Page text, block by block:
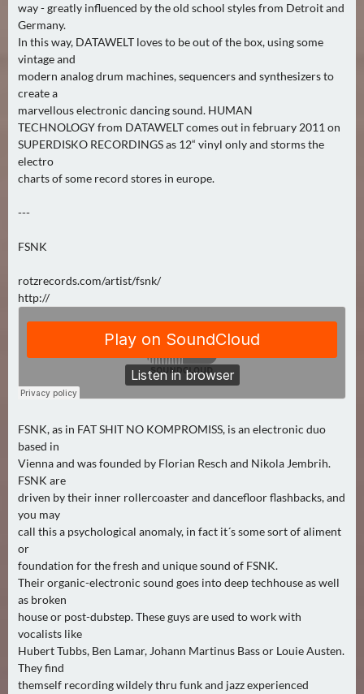
way - greatly influenced by the old school styles from Detroit and
Germany.
In this way, DATAWELT loves to be out of the box, using some
vintage and
modern analog drum machines, sequencers and synthesizers to
create a
marvellous electronic dancing sound. HUMAN
TECHNOLOGY from DATAWELT comes out in february 2011 on
SUPERDISKO RECORDINGS as 12“ vinyl only and storms the
electro
charts of some record stores in europe.
---
FSNK
rotzrecords.com/artist/fsnk/
http://
FSNK, as in FAT SHIT NO KOMPROMISS, is an electronic duo
based in
Vienna and was founded by Florian Resch and Nikola Jembrih.
FSNK are
driven by their inner rollercoaster and dancefloor flashbacks, and
you may
call this a psychological anomaly, in fact it´s some sort of aliment
or
foundation for the fresh and unique sound of FSNK.
Their organic-electronic sound goes into deep techhouse as well
as broken
house or post-dubstep. These guys are used to work with
vocalists like
Hubert Tubbs, Ben Lamar, Johann Martinus Bass or Louie Austen.
They find
themself recording wildely thru funk and jazz experienced